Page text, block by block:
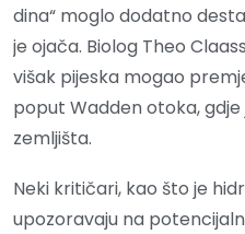
dina“ moglo dodatno
je ojača. Biolog Theo
višak pijeska mogao
poput Wadden otoka, gdje
zemljišta.
Neki kritičari, kao što je
upozoravaju na